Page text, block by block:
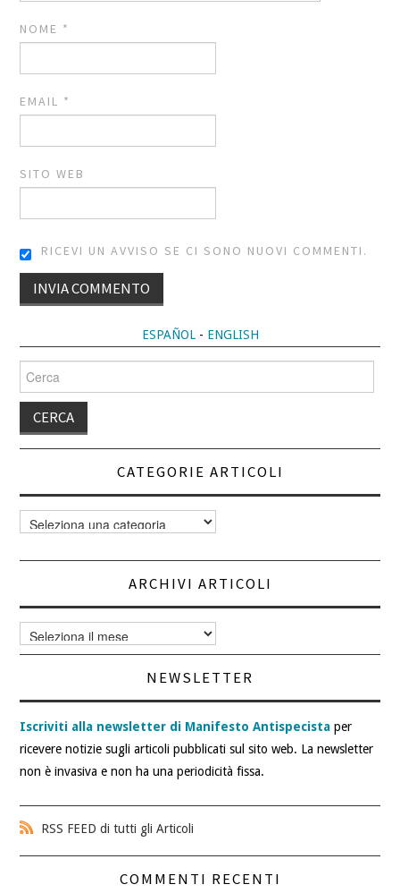
NOME *
EMAIL *
SITO WEB
RICEVI UN AVVISO SE CI SONO NUOVI COMMENTI.
ESPAÑOL- ENGLISH
per:
CATEGORIE ARTICOLI
Categorie
articoli
ARCHIVI ARTICOLI
Archivi
articoli
NEWSLETTER
Iscriviti alla newsletter di Manifesto Antispecista per
ricevere notizie sugli articoli pubblicati sul sito web. La newsletter
non è invasiva e non ha una periodicità fissa.
RSS FEED di tutti gli Articoli
COMMENTI RECENTI